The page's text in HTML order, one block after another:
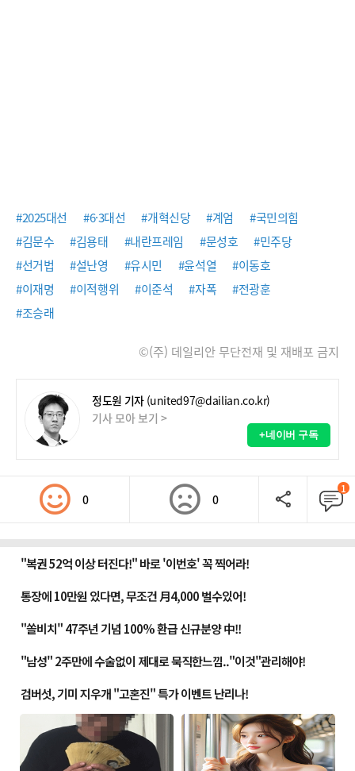
#2025대선 #6·3대선 #개혁신당 #계엄
#국민의힘
#김문수
#김용태 #내란프레임 #문성호
#민주당
#선거법
#설난영 #유시민 #윤석열
#이동호
#이재명
#이적행위 #이준석 #자폭
#전광훈
#조승래
©(주) 데일리안 무단전재 및 재배포 금지
정도원 기자 (united97@dailian.co.kr)
기사 모아 보기 >
+네이버 구독
0 0
1